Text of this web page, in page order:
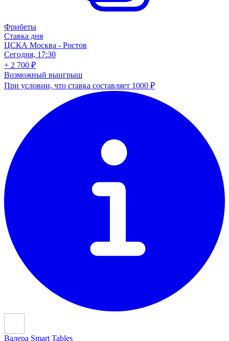
Фрибеты
Ставка дня
ЦСКА Москва - Ростов
Сегодня, 17:30
+ 2 700 ₽
Возможный выигрыш
При условии, что ставка составляет 1000 ₽
Валера Smart Tables